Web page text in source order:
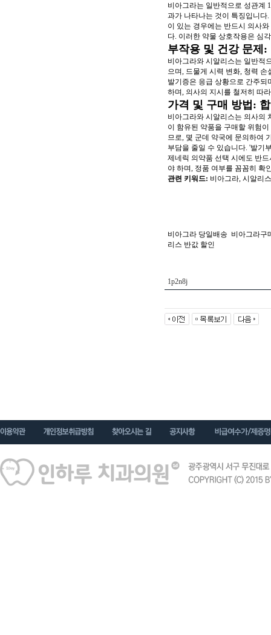
비아그라는 일반적으로 성관계
과가 나타나는 것이 특징입니다
이 있는 경우에는 반드시 의사
다. 이러한 약물 상호작용은 심
부작용 및 건강 문제
비아그라와 시알리스는 일반적
으며, 드물게 시력 변화, 청력
발기증은 응급 상황으로 간주
하며, 의사의 지시를 철저히 따
가격 및 구매 방법:
비아그라와 시알리스는 의사의
이 함유된 약품을 구매할 위험
므로, 몇 군데 약국에 문의하여
부담을 줄일 수 있습니다. '발기
제네릭 의약품 선택 시에도 반
야 하며, 정품 여부를 꼼꼼히 확
관련 키워드: 비아그라, 시알리
비아그라 당일배송 비아그라구
리스 반값 할인
1p2n8j